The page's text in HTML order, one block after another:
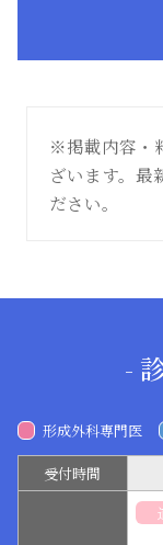
※掲載内容・
ざいます。最
ださい。
-
形成外科専門医
受付時間